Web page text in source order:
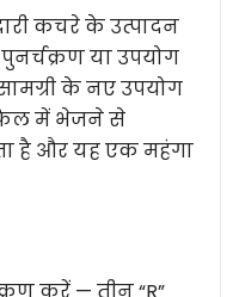
कचरे के उत्पादन
या उपयोग
के नए उपयोग
में भेजने से
है और यह एक महंगा